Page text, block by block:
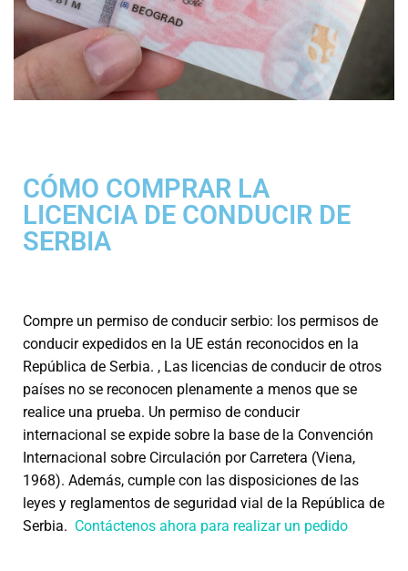
CÓMO COMPRAR LA
LICENCIA DE CONDUCIR DE
SERBIA
Compre un permiso de conducir serbio: los permisos de
conducir expedidos en la UE están reconocidos en la
República de Serbia. , Las licencias de conducir de otros
países no se reconocen plenamente a menos que se
realice una prueba. Un permiso de conducir
internacional se expide sobre la base de la Convención
Internacional sobre Circulación por Carretera (Viena,
1968). Además, cumple con las disposiciones de las
leyes y reglamentos de seguridad vial de la República de
Serbia. Contáctenos ahora para realizar un pedido